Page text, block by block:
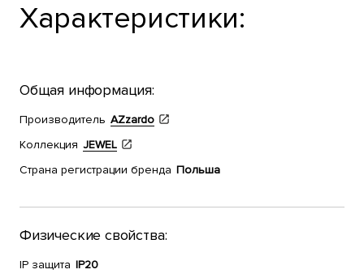
Характеристики:
Общая информация:
Производитель AZzardo
Коллекция JEWEL
Страна регистрации бренда Польша
Физические свойства:
IP защита IP20